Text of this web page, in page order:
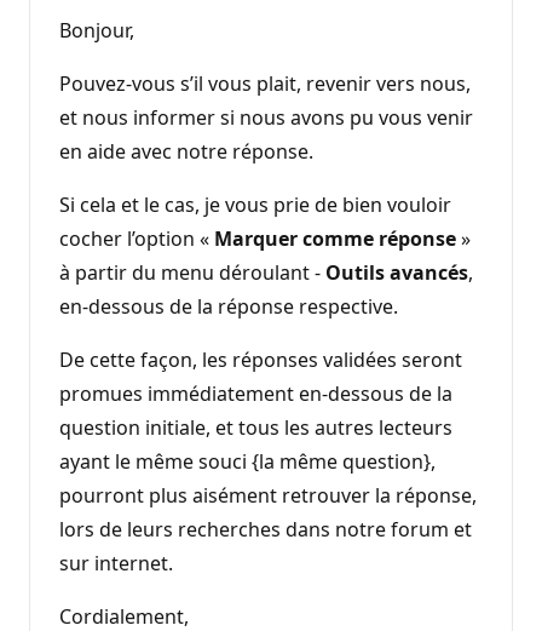
Bonjour,
Pouvez-vous s’il vous plait, revenir vers nous,
et nous informer si nous avons pu vous venir
en aide avec notre réponse.
Si cela et le cas, je vous prie de bien vouloir
cocher l’option « Marquer comme réponse»
à partir du menu déroulant - Outils avancés,
en-dessous de la réponse respective.
De cette façon, les réponses validées seront
promues immédiatement en-dessous de la
question initiale, et tous les autres lecteurs
ayant le même souci {la même question},
pourront plus aisément retrouver la réponse,
lors de leurs recherches dans notre forum et
sur internet.
Cordialement,